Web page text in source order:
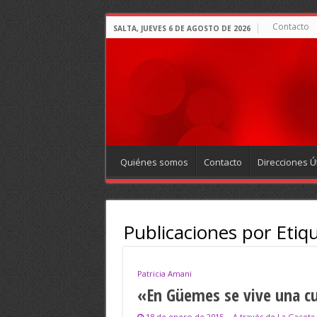
SALTA, JUEVES 6 DE AGOSTO DE 2026 Contacto
Quiénes somos Contacto Direcciones
Publicaciones por
Patricia Amani
«En Güemes se vive una